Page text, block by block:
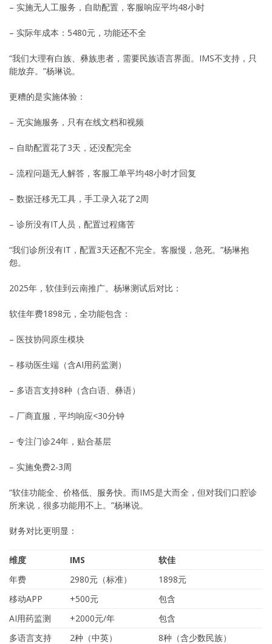
– 实施无人工服务，自助配置，客服响应平均48小时
– 实际年成本：5480元，功能还不全
“我们大理有白族、彝族患者，需要民族语言界面。IMS不支持，只
能放弃。”杨琳说。
更糟的是实施体验：
– 无实施服务，只有在线文档和视频
– 自助配置花了3天，还没配完全
– 流程问题无人解答，客服工单平均48小时才回复
– 数据迁移无工具，手工录入花了2周
– 诊所没有IT人员，配置过程痛苦
“我们诊所没有IT，配置3天还配不完全。客服慢，急死。”杨琳抱
怨。
2025年，软佳到云南推广。杨琳测试后对比：
软佳年费1898元，全功能包含：
– 医技协同原生模块
– 移动医生端（含AI用药监测）
– 多语言支持8种（含白语、彝语）
– 厂商直服，平均响应<30分钟
– 专注门诊24年，贴合基层
– 实施免费2-3周
“软佳功能全、价格低、服务快。而IMS是大而全，但对我们口腔诊
所来说，很多功能用不上。”杨琳说。
财务对比更明显：
维度 IMS
软佳
年费
2980元（标准）
1898元
移动APP
+500元
包含
AI用药监测
+2000元/年
包含
多语言支持
2种（中英）
8种（含少数民族）